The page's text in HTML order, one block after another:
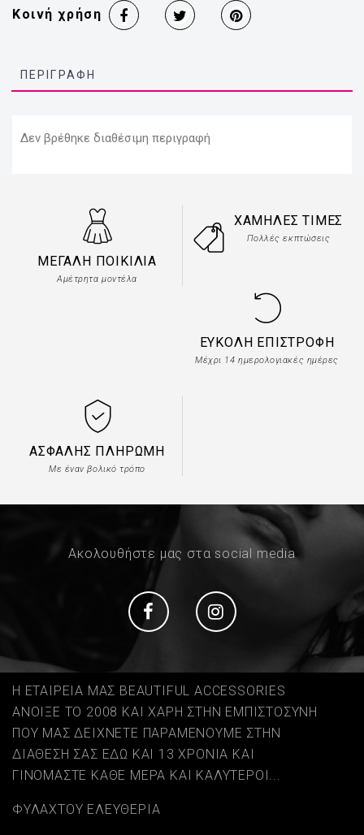
Κοινή χρήση
ΠΕΡΙΓΡΑΦΉ
Δεν βρέθηκε διαθέσιμη περιγραφή
ΜΕΓΆΛΗ ΠΟΙΚΙΛΊΑ
Αμέτρητα μοντέλα
ΧΑΜΗΛΈΣ ΤΙΜΈΣ
Πολλές εκπτώσεις
ΕΎΚΟΛΗ ΕΠΙΣΤΡΟΦΉ
Μέχρι 14 ημερολογιακές ημέρες
ΑΣΦΑΛΉΣ ΠΛΗΡΩΜΉ
Με έναν βολικό τρόπο
Ακολουθήστε μας στα social media
Social Social
Η ΕΤΑΙΡΕΙΑ ΜΑΣ BEAUTIFUL ACCESSORIES
ΑΝΟΙΞΕ ΤΟ 2008 ΚΑΙ ΧΑΡΗ ΣΤΗΝ ΕΜΠΙΣΤΟΣΥΝΗ
ΠΟΥ ΜΑΣ ΔΕΙΧΝΕΤΕ ΠΑΡΑΜΕΝΟΥΜΕ ΣΤΗΝ
ΔΙΑΘΕΣΗ ΣΑΣ ΕΔΩ ΚΑΙ 13 ΧΡΟΝΙΑ ΚΑΙ
ΓΙΝΟΜΑΣΤΕ ΚΑΘΕ ΜΕΡΑ ΚΑΙ ΚΑΛΥΤΕΡΟΙ...
ΦΥΛΑΧΤΟΥ ΕΛΕΥΘΕΡΙΑ